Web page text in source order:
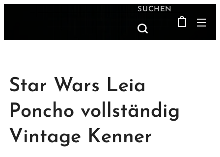
SUCHEN
Star Wars Leia
Poncho vollständig
Vintage Kenner